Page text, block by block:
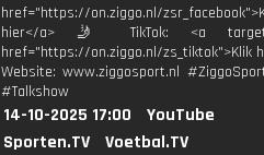
href="https://on.ziggo.nl/
hier</a> 🤳 TikTok: <a
href="https://on.ziggo.nl/zs_tiktok">Klik
Website: www.ziggosport.nl
#Talkshow
14-10-2025 17:00
YouTube
Sporten.TV
Voetbal.TV